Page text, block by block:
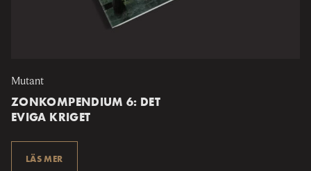
Mutant
ZONKOMPENDIUM 6: DET
EVIGA KRIGET
LÄS MER